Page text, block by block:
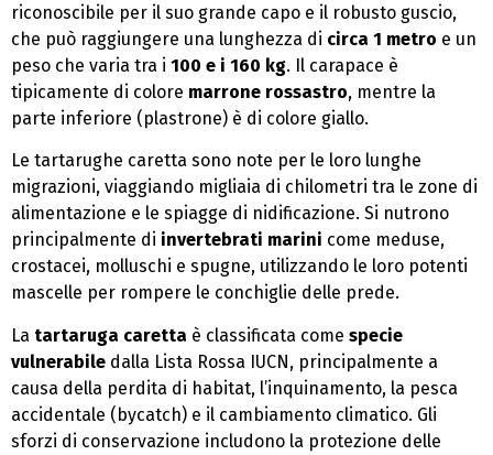
riconoscibile per il suo grande capo e il robusto guscio,
che può raggiungere una lunghezza di circa 1 metro e un
peso che varia tra i 100 e i 160 kg. Il carapace è
tipicamente di colore marrone rossastro, mentre la
parte inferiore (plastrone) è di colore giallo.
Le tartarughe caretta sono note per le loro lunghe
migrazioni, viaggiando migliaia di chilometri tra le zone di
alimentazione e le spiagge di nidificazione. Si nutrono
principalmente di invertebrati marini come meduse,
crostacei, molluschi e spugne, utilizzando le loro potenti
mascelle per rompere le conchiglie delle prede.
La tartaruga caretta è classificata come specie
vulnerabile dalla Lista Rossa IUCN, principalmente a
causa della perdita di habitat, l’inquinamento, la pesca
accidentale (bycatch) e il cambiamento climatico. Gli
sforzi di conservazione includono la protezione delle